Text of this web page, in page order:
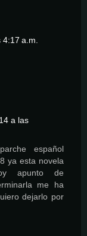
a.m.
a las
español
ya esta novela
apunto de
me ha
dejarlo por